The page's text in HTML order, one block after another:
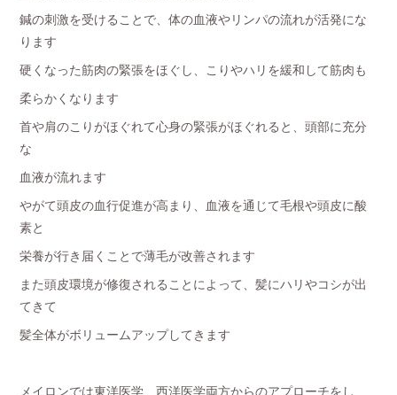
鍼の刺激を受けることで、体の血液やリンパの流れが活発にな
ります
硬くなった筋肉の緊張をほぐし、こりやハリを緩和して筋肉も
柔らかくなります
首や肩のこりがほぐれて心身の緊張がほぐれると、頭部に充分
な
血液が流れます
やがて頭皮の血行促進が高まり、血液を通じて毛根や頭皮に酸
素と
栄養が行き届くことで薄毛が改善されます
また頭皮環境が修復されることによって、髪にハリやコシが出
てきて
髪全体がボリュームアップしてきます
メイロンでは東洋医学、西洋医学両方からのアプローチをし